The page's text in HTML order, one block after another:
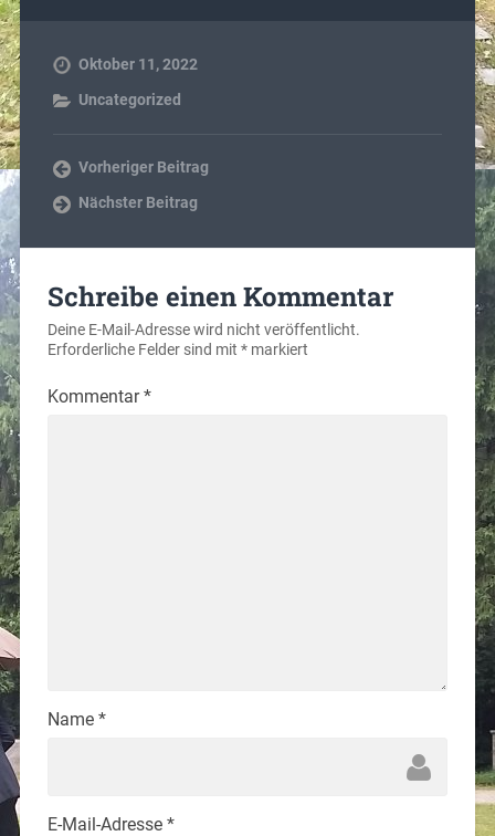
Oktober 11, 2022
Uncategorized
Vorheriger Beitrag
Nächster Beitrag
Schreibe einen Kommentar
Deine E-Mail-Adresse wird nicht veröffentlicht.
Erforderliche Felder sind mit *markiert
Kommentar*
Name *
E-Mail-Adresse *